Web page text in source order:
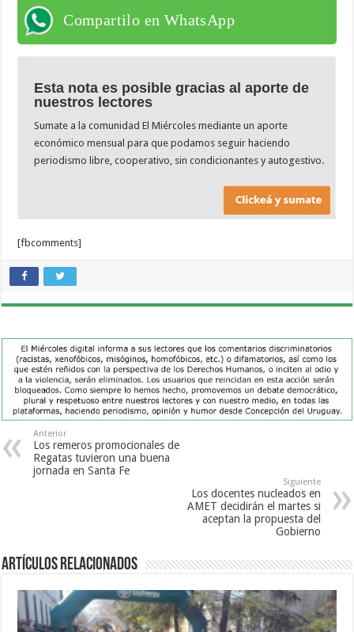
Compartilo en WhatsApp
Esta nota es posible gracias al aporte de
nuestros lectores
Sumate a la comunidad El Miércoles mediante un aporte
económico mensual para que podamos seguir haciendo
periodismo libre, cooperativo, sin condicionantes y autogestivo.
[fbcomments]
Anterior
Los remeros promocionales de
Regatas tuvieron una buena
jornada en Santa Fe
Siguiente
Los docentes nucleados en
AMET decidirán el martes si
aceptan la propuesta del
Gobierno
Artículos Relacionados